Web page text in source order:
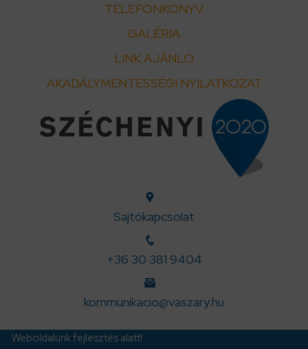
TELEFONKÖNYV
GALÉRIA
LINK AJÁNLÓ
AKADÁLYMENTESSÉGI NYILATKOZAT
Sajtókapcsolat
+36 30 381 9404
kommunikacio@vaszary.hu
Weboldalunk fejlesztés alatt!